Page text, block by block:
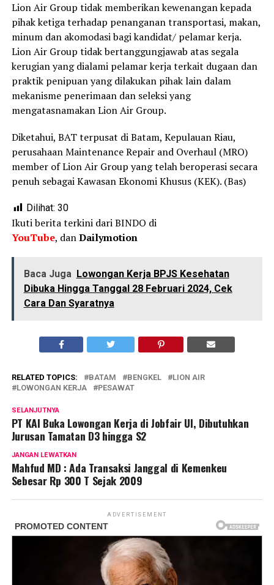
Lion Air Group tidak memberikan kewenangan kepada
pihak ketiga terhadap penanganan transportasi, makan,
minum dan akomodasi bagi kandidat/ pelamar kerja.
Lion Air Group tidak bertanggungjawab atas segala
kerugian yang dialami pelamar kerja terkait dugaan dan
praktik penipuan yang dilakukan pihak lain dalam
mekanisme penerimaan dan seleksi yang
mengatasnamakan Lion Air Group.
Diketahui, BAT terpusat di Batam, Kepulauan Riau,
perusahaan Maintenance Repair and Overhaul (MRO)
member of Lion Air Group yang telah beroperasi secara
penuh sebagai Kawasan Ekonomi Khusus (KEK). (Bas)
Dilihat: 30
Ikuti berita terkini dari BINDO di
YouTube, danDailymotion
Baca Juga Lowongan Kerja BPJS Kesehatan
Dibuka Hingga Tanggal 28 Februari 2024, Cek
Cara Dan Syaratnya
RELATED TOPICS: BATAM BENGKEL
LION AIR
LOWONGAN KERJA
PESAWAT
SELANJUTNYA
PT KAI Buka Lowongan Kerja di Jobfair UI, Dibutuhkan
Jurusan Tamatan D3 hingga S2
JANGAN LEWATKAN
Mahfud MD : Ada Transaksi Janggal di Kemenkeu
Sebesar Rp 300 T Sejak 2009
ADVERTISEMENT